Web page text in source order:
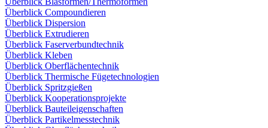
Überblick Compoundieren
Überblick Dispersion
Überblick Extrudieren
Überblick Faserverbundtechnik
Überblick Kleben
Überblick Oberflächentechnik
Überblick Thermische Fügetechnologien
Überblick Spritzgießen
Überblick Kooperationsprojekte
Überblick Bauteileigenschaften
Überblick Partikelmesstechnik